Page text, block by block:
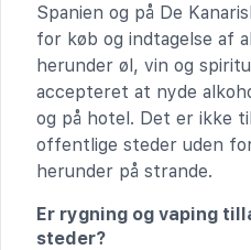
Spanien og på De
for køb og indtagelse af
herunder øl, vin og
accepteret at nyde
og på hotel. Det er ikke
offentlige steder uden
herunder på strande.
Er rygning og vaping
steder?